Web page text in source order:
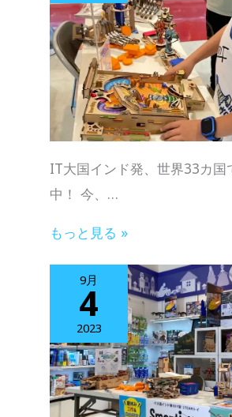
IT大国インド発、世界33カ国
中！ 今、…
もっと見る »
9月
4
2023